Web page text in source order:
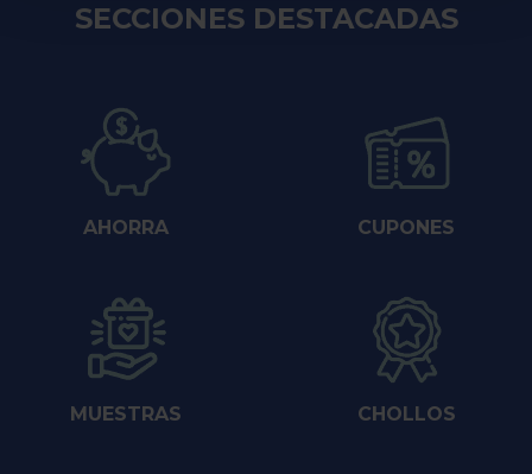
SECCIONES DESTACADAS
AHORRA CUPONES
MUESTRAS CHOLLOS